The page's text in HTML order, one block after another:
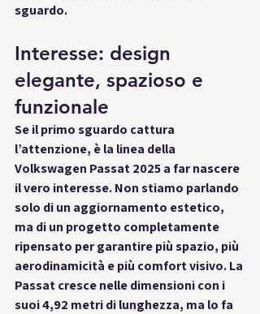
sguardo.
Interesse: design
elegante, spazioso e
funzionale
Se il primo sguardo cattura
l’attenzione, è la linea della
Volkswagen Passat 2025 a far nascere
il vero interesse. Non stiamo parlando
solo di un aggiornamento estetico,
ma di un progetto completamente
ripensato per garantire più spazio, più
aerodinamicità e più comfort visivo. La
Passat cresce nelle dimensioni con i
suoi 4,92 metri di lunghezza, ma lo fa